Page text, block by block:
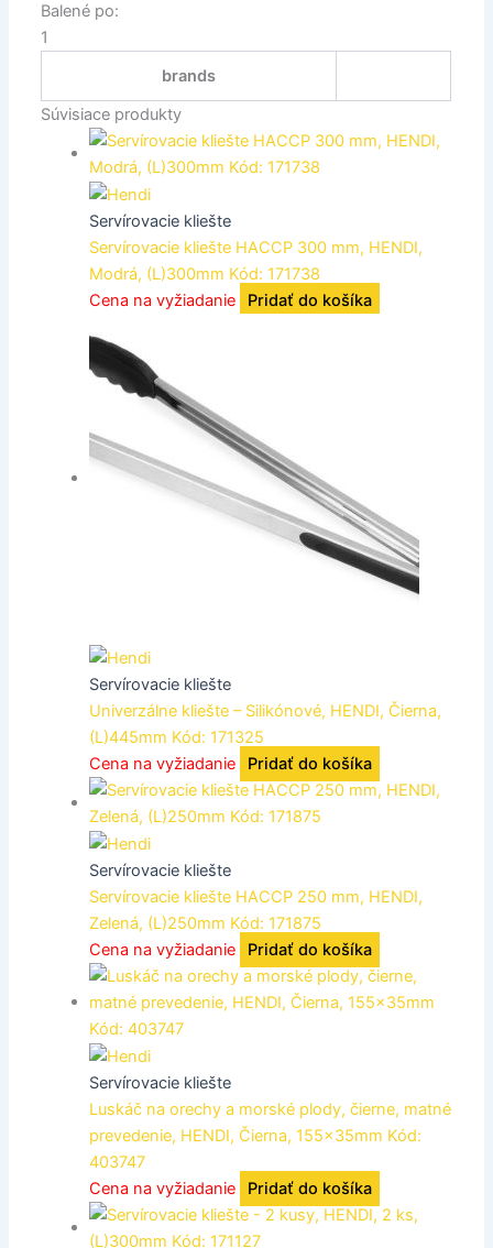
Balené po:
1
brands
Súvisiace produkty
Servírovacie kliešte
Servírovacie kliešte HACCP 300 mm, HENDI,
Modrá, (L)300mm Kód: 171738
Cena na vyžiadanie
Pridať do košíka
Servírovacie kliešte
Univerzálne kliešte – Silikónové, HENDI, Čierna,
(L)445mm Kód: 171325
Cena na vyžiadanie
Pridať do košíka
Servírovacie kliešte
Servírovacie kliešte HACCP 250 mm, HENDI,
Zelená, (L)250mm Kód: 171875
Cena na vyžiadanie
Pridať do košíka
Servírovacie kliešte
Luskáč na orechy a morské plody, čierne, matné
prevedenie, HENDI, Čierna, 155x35mm Kód:
403747
Cena na vyžiadanie
Pridať do košíka